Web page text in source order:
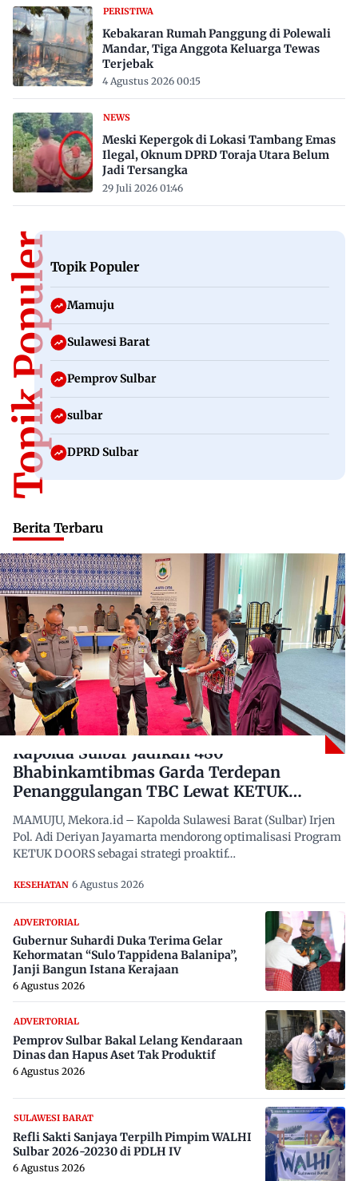
PERISTIWA
Kebakaran Rumah Panggung di Polewali
Mandar, Tiga Anggota Keluarga Tewas
Terjebak
4 Agustus 2026 00:15
NEWS
Meski Kepergok di Lokasi Tambang Emas
Ilegal, Oknum DPRD Toraja Utara Belum
Jadi Tersangka
29 Juli 2026 01:46
Topik PopulerTopik Populer
Mamuju
Sulawesi Barat
Pemprov Sulbar
sulbar
DPRD Sulbar
Berita Terbaru
Kapolda Sulbar Jadikan 480
Bhabinkamtibmas Garda Terdepan
Penanggulangan TBC Lewat KETUK
DOORS di 650 Desa
MAMUJU, Mekora.id – Kapolda Sulawesi Barat (Sulbar) Irjen
Pol. Adi Deriyan Jayamarta mendorong optimalisasi Program
KETUK DOORS sebagai strategi proaktif…
KESEHATAN 6 Agustus 2026
ADVERTORIAL
Gubernur Suhardi Duka Terima Gelar
Kehormatan “Sulo Tappidena Balanipa”,
Janji Bangun Istana Kerajaan
6 Agustus 2026
ADVERTORIAL
Pemprov Sulbar Bakal Lelang Kendaraan
Dinas dan Hapus Aset Tak Produktif
6 Agustus 2026
SULAWESI BARAT
Refli Sakti Sanjaya Terpilh Pimpim WALHI
Sulbar 2026-20230 di PDLH IV
6 Agustus 2026